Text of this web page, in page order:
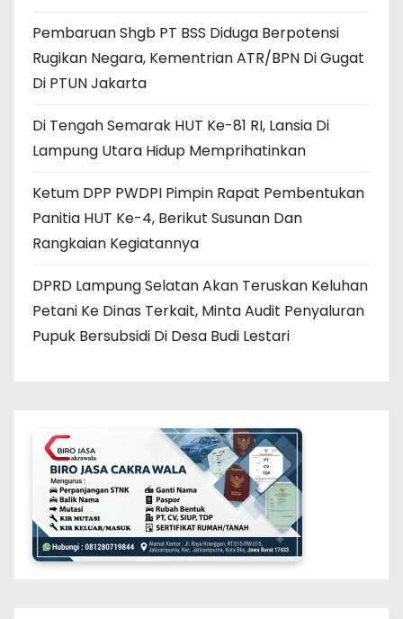
Pembaruan Shgb PT BSS Diduga Berpotensi
Rugikan Negara, Kementrian ATR/BPN Di Gugat
Di PTUN Jakarta
Di Tengah Semarak HUT Ke-81 RI, Lansia Di
Lampung Utara Hidup Memprihatinkan
Ketum DPP PWDPI Pimpin Rapat Pembentukan
Panitia HUT Ke-4, Berikut Susunan Dan
Rangkaian Kegiatannya
DPRD Lampung Selatan Akan Teruskan Keluhan
Petani Ke Dinas Terkait, Minta Audit Penyaluran
Pupuk Bersubsidi Di Desa Budi Lestari